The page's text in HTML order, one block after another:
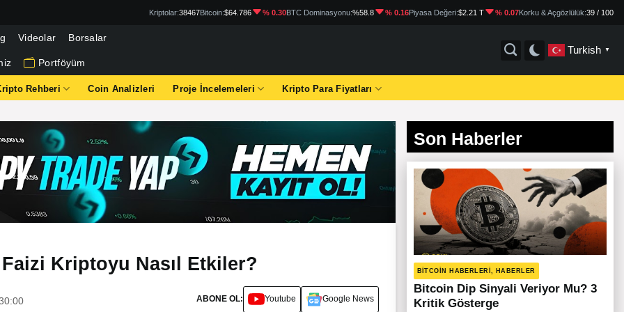
Kriptolar:38467Bitcoin:$64.786 % 0.30BTC Dominasyonu:%58.8 % 0.16Piyasa Değeri:$2.21 T % 0.07Korku & Açgözlülük:39 / 100
Videolar Borsalar
Portföyüm
Turkish ▼
Rehberi Coin Analizleri Proje İncelemeleri Kripto Para Fiyatları
Kriptoyu Nasıl Etkiler?
ABONE OL: Youtube Google News
Son Haberler
BITCOIN HABERLERI, HABERLER
Bitcoin Dip Sinyali Veriyor Mu? 3
Kritik Gösterge